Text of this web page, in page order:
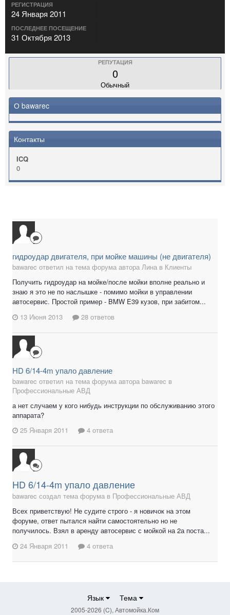
РЕГИСТРАЦИЯ
24 Января 2011
ПОСЛЕДНЕЕ ПОСЕЩЕНИЕ
31 Октября 2013
РЕПУТАЦИЯ
0
Обычный
О bawarec
Контакты
ICQ
0
гидроудар двигателя, при мойке машины (не двигателя)
bawarec ответил на тема форума автора Лина в Клиенты
Получить гидроудар на мойке/после мойки вполне реально и
знаю я это не по наслышке - помимо мойки в управлении
автосервис. Простой пример - BMW E39 кузов, при забитом...
13 Июня 2013
28 ответов
HD 6/14-4m упало давление
bawarec ответил на тема форума автора bawarec в
Профессиональные АВД
а нет случаем у кого нибудь инструкции по обслуживанию этого
аппарата?
25 Января 2011
4 ответа
HD 6/14-4m упало давление
bawarec создал тема форума в Профессиональные АВД
Всех приветствую! Не судите строго - я новичок на этом
форуме, ответ пытался найти самостоятельно но не
получилось. Взял в аренду автосервис с мойкой на 2а поста...
24 Января 2011
4 ответа
Язык Тема
2005-2026 (C), Автомойка.Ком